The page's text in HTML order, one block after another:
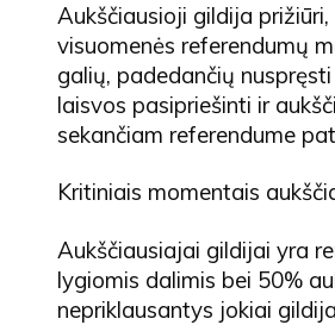
Aukščiausioji gildija
visuomenės referendumų
galių, padedančių
laisvos pasipriešinti ir
sekančiam referendume
Kritiniais momentais
Aukščiausiajai gildijai yra
lygiomis dalimis bei 50%
nepriklausantys jokiai